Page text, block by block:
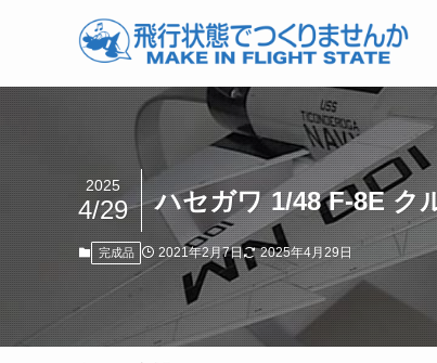
ハセガワ 1/48 F-8E ク
2025
4/29
完成品 2021年2月7日 2025年4月29日